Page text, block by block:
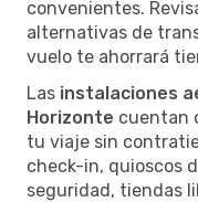
convenientes.
alternativas de
vuelo te ahorrará
Las instalaciones
Horizonte cuentan
tu viaje sin
check-in, quioscos
seguridad, tiendas